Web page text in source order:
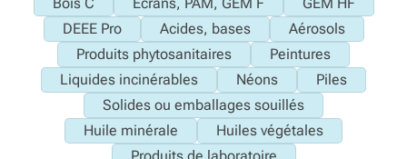
Bois C Ecrans, PAM, GEM F
GEM HF
DEEE Pro
Acides, bases
Aérosols
Produits phytosanitaires
Peintures
Liquides incinérables
Néons
Piles
Solides ou emballages souillés
Huile minérale
Huiles végétales